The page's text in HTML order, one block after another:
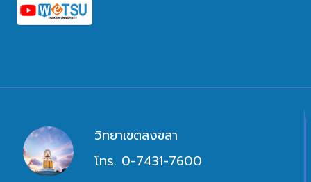
วิทยาเขตสงขลา
โทร. 0-7431-7600